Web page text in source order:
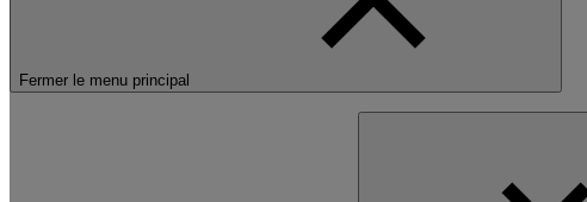
Fermer le menu principal